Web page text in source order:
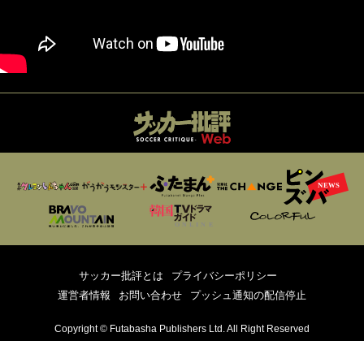
サッカー批評とは
プライバシーポリシー
運営者情報
お問い合わせ プッシュ通知の配信停止
Copyright © Futabasha Publishers Ltd. All Right Reserved